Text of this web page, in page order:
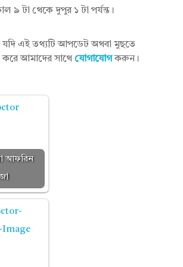
৯ টা থেকে দুপুর ১ টা পর্যন্ত।
যদি এই তথ্যটি আপডেট অথবা মুছতে
করে আমাদের সাথে যোগাযোগকরুন।
আফরিন